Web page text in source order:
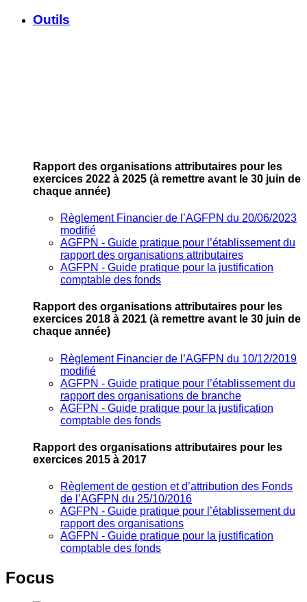
Outils
Rapport des organisations attributaires pour les
exercices 2022 à 2025 (à remettre avant le 30 juin de
chaque année)
Règlement Financier de l’AGFPN du 20/06/2023
modifié
AGFPN ‐ Guide pratique pour l’établissement du
rapport des organisations attributaires
AGFPN ‐ Guide pratique pour la justification
comptable des fonds
Rapport des organisations attributaires pour les
exercices 2018 à 2021 (à remettre avant le 30 juin de
chaque année)
Règlement Financier de l’AGFPN du 10/12/2019
modifié
AGFPN ‐ Guide pratique pour l’établissement du
rapport des organisations de branche
AGFPN ‐ Guide pratique pour la justification
comptable des fonds
Rapport des organisations attributaires pour les
exercices 2015 à 2017
Règlement de gestion et d’attribution des Fonds
de l’AGFPN du 25/10/2016
AGFPN ‐ Guide pratique pour l’établissement du
rapport des organisations
AGFPN ‐ Guide pratique pour la justification
comptable des fonds
Focus